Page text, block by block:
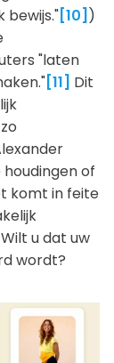
bewijs."[10] )
"laten
[11] Dit
of
komt in feite
u dat uw
wordt?